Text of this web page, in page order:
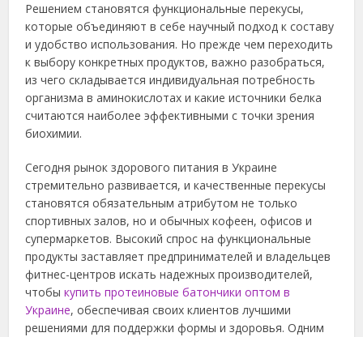
Решением становятся функциональные перекусы,
которые объединяют в себе научный подход к составу
и удобство использования. Но прежде чем переходить
к выбору конкретных продуктов, важно разобраться,
из чего складывается индивидуальная потребность
организма в аминокислотах и какие источники белка
считаются наиболее эффективными с точки зрения
биохимии.
Сегодня рынок здорового питания в Украине
стремительно развивается, и качественные перекусы
становятся обязательным атрибутом не только
спортивных залов, но и обычных кофеен, офисов и
супермаркетов. Высокий спрос на функциональные
продукты заставляет предпринимателей и владельцев
фитнес-центров искать надежных производителей,
чтобыкупить протеиновые батончики оптом в
Украине, обеспечивая своих клиентов лучшими
решениями для поддержки формы и здоровья. Одним